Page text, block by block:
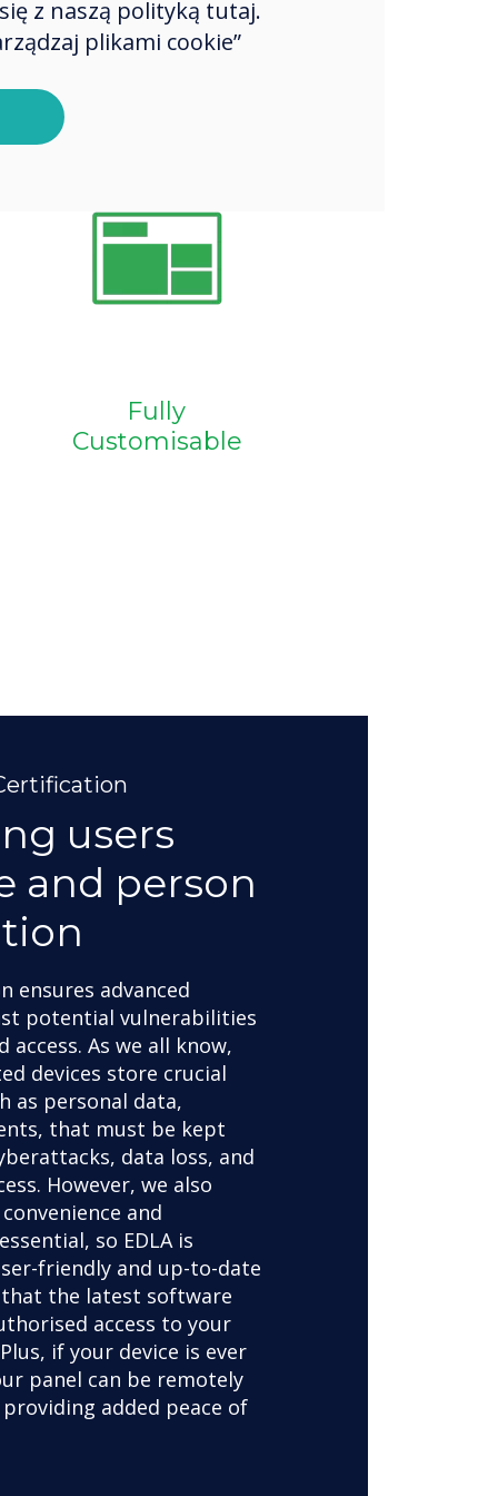
enhance
engagement.
Continuously
Evolving
users
and person
ensures advanced
potential vulnerabilities
access. As we all know,
devices store crucial
as personal data,
that must be kept
data loss, and
However, we also
and
so EDLA is
friendly and up-to-date
the latest software
access to your
if your device is ever
panel can be remotely
added peace of
z naszą polityką tutaj.
plikami cookie”